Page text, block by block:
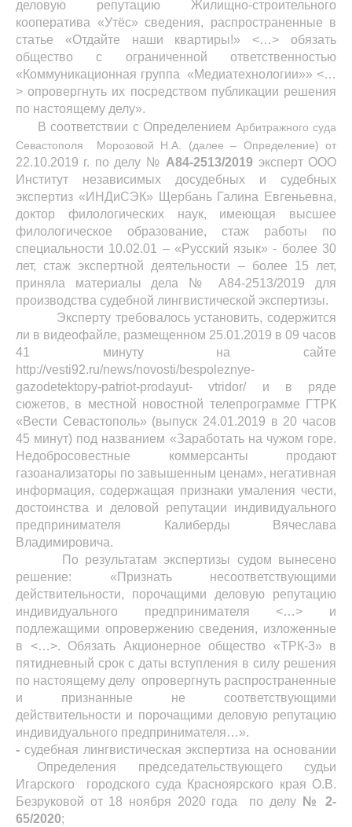
деловую репутацию Жилищно-строительного
кооператива «Утёс» сведения, распространенные в
статье «Отдайте наши квартиры!» <…> обязать
общество с ограниченной ответственностью
«Коммуникационная группа «Медиатехнологии»» <…
> опровергнуть их посредством публикации решения
по настоящему делу».
В соответствии с Определением Арбитражного суда
Севастополя Морозовой Н.А. (далее – Определение) от
22.10.2019 г. по делу № А84-2513/2019 эксперт ООО
Институт независимых досудебных и судебных
экспертиз «ИНДиСЭК» Щербань Галина Евгеньевна,
доктор филологических наук, имеющая высшее
филологическое образование, стаж работы по
специальности 10.02.01 – «Русский язык» - более 30
лет, стаж экспертной деятельности – более 15 лет,
приняла материалы дела
№ А84-2513/2019 для
производства судебной лингвистической экспертизы.
Эксперту требовалось установить, содержится
ли в видеофайле, размещенном 25.01.2019 в 09 часов
41 минуту на сайте
http://vesti92.ru/news/novosti/bespoleznye-
gazodetektopy-patriot-prodayut-vtridor/ и в ряде
сюжетов, в местной новостной телепрограмме ГТРК
«Вести Севастополь» (выпуск 24.01.2019 в 20 часов
45 минут) под названием «Заработать на чужом горе.
Недобросовестные коммерсанты продают
газоанализаторы по завышенным ценам», негативная
информация, содержащая признаки умаления чести,
достоинства и деловой репутации индивидуального
предпринимателя Калиберды Вячеслава
Владимировича.
По результатам экспертизы судом вынесено
решение: «Признать несоответствующими
действительности, порочащими деловую репутацию
индивидуального предпринимателя <…> и
подлежащими опровержению сведения, изложенные
в <…>. Обязать Акционерное общество «ТРК-3» в
пятидневный срок с даты вступления в силу решения
по настоящему делу опровергнуть распространенные
и признанные не соответствующими
действительности и порочащими деловую репутацию
индивидуального предпринимателя…».
- судебная лингвистическая экспертиза на основании
Определения председательствующего судьи
Игарского городского суда Красноярского края О.В.
Безруковой от 18 ноября 2020 года по делу
№ 2-
65/2020;